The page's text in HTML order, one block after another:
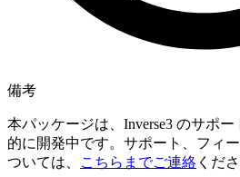
備考
本パッケージは、Inverse3 のサポ
的に開発中です。サポート、フィ
ついては、
こちらまでご連絡 くださ